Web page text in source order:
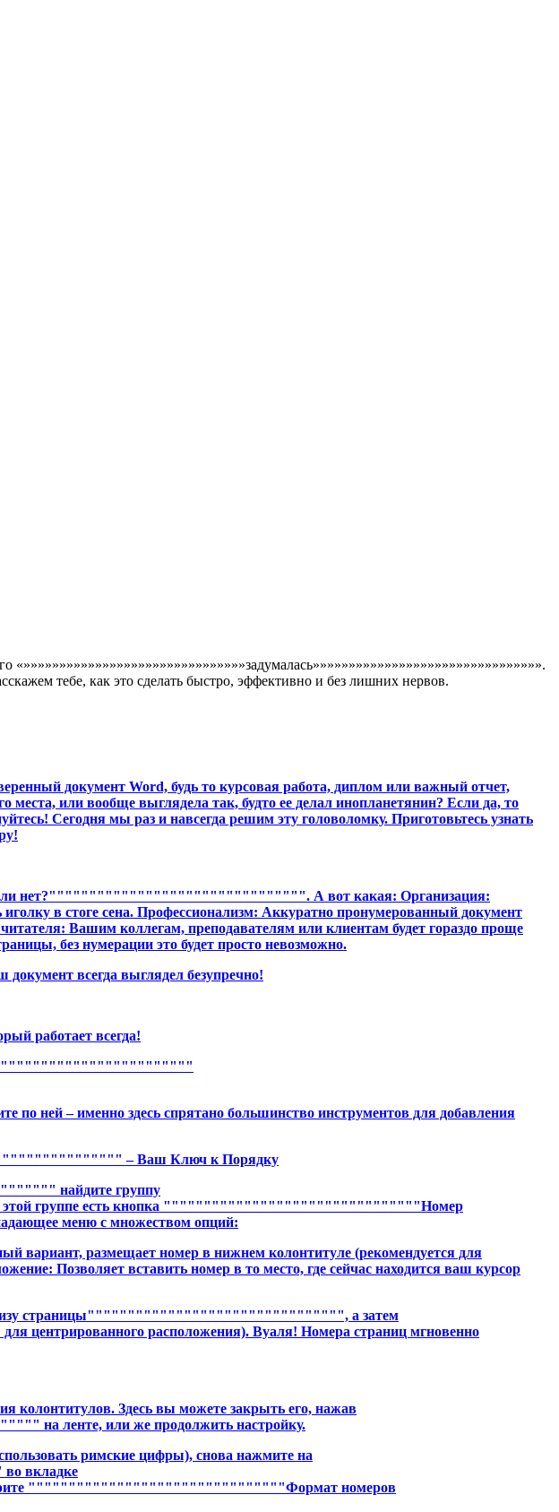
тебе, как это сделать быстро, эффективно и без лишних нервов.
документ Word, будь то курсовая работа, диплом или важный отчет,
или вообще выглядела так, будто ее делал инопланетянин? Если да, то
Сегодня мы раз и навсегда решим эту головоломку. Приготовьтесь узнать
нет?"""""""""""""""""""""""""""""""". А вот какая: Организация:
в стоге сена. Профессионализм: Аккуратно пронумерованный документ
Вашим коллегам, преподавателям или клиентам будет гораздо проще
без нумерации это будет просто невозможно.
всегда выглядел безупречно!
работает всегда!
здесь спрятано большинство инструментов для добавления
– Ваш Ключ к Порядку
найдите группу
есть кнопка """"""""""""""""""""""""""""""""Номер
меню с множеством опций:
вариант, размещает номер в нижнем колонтитуле (рекомендуется для
Позволяет вставить номер в то место, где сейчас находится ваш курсор
страницы"""""""""""""""""""""""""""""""", а затем
расположения). Вуаля! Номера страниц мгновенно
колонтитулов. Здесь вы можете закрыть его, нажав
или же продолжить настройку.
римские цифры), снова нажмите на
""""""""""""""""""""""""""""""""Формат номеров